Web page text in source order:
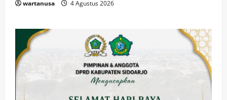
wartanusa 4 Agustus 2026